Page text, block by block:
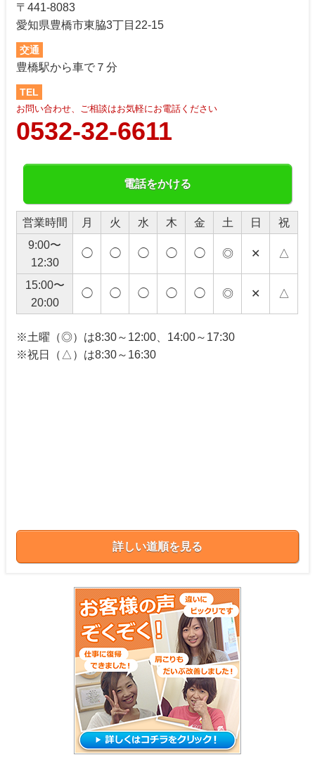
〒441-8083
愛知県豊橋市東脇3丁目22-15
交通
豊橋駅から車で７分
TEL
お問い合わせ、ご相談はお気軽にお電話ください
0532-32-6611
電話をかける
営業時間 月 火 水 木 金 土 日
祝
9:00〜
12:30
◯ ◯ ◯ ◯ ◯ ◎ ✕ △
15:00〜
20:00
◯ ◯ ◯ ◯ ◯ ◎ ✕ △
※土曜（◎）は8:30～12:00、14:00～17:30
※祝日（△）は8:30～16:30
詳しい道順を見る